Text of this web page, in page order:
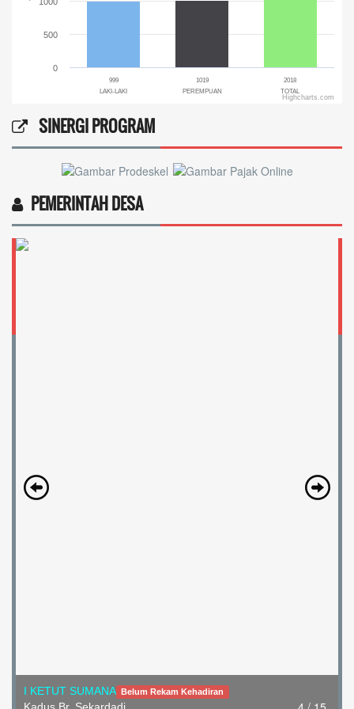
999
LAKI-LAKI
1019
PEREMPUAN
2018
TOTAL
0
500
Highcharts.com
SINERGI PROGRAM
PEMERINTAH DESA
I KETUT SUMANA Belum Rekam Kehadiran